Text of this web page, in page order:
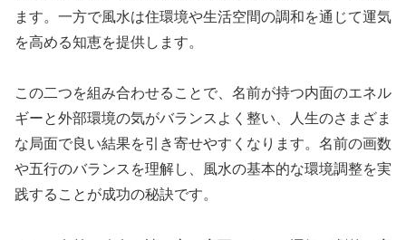
ます。一方で風水は住環境や生活空間の調和を通じて運気
を高める知恵を提供します。
この二つを組み合わせることで、名前が持つ内面のエネル
ギーと外部環境の気がバランスよく整い、人生のさまざま
な局面で良い結果を引き寄せやすくなります。名前の画数
や五行のバランスを理解し、風水の基本的な環境調整を実
践することが成功の秘訣です。